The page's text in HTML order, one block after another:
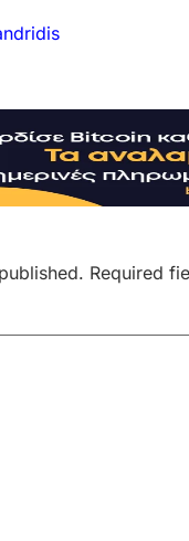
Required